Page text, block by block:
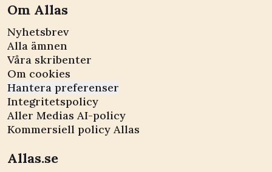
Om Allas
Nyhetsbrev
Alla ämnen
Våra skribenter
Om cookies
Hantera preferenser
Integritetspolicy
Aller Medias AI-policy
Kommersiell policy Allas
Allas.se